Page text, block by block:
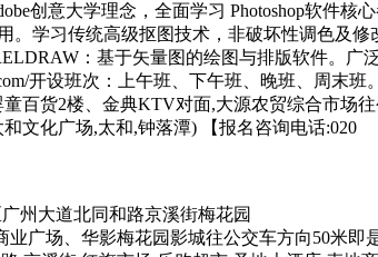
创意大学理念，全面学习 Photoshop软件
学习传统高级抠图技术，非破坏性调色及
：基于矢量图的绘图与排版软件。
开设班次：上午班、下午班、晚班、周末
百货2楼、金典KTV对面,大源农贸综合市场
文化广场,太和,钟落潭) 【报名咨询电话:020
州大道北同和路京溪街梅花园
广场、华影梅花园影城往公交车方向50米